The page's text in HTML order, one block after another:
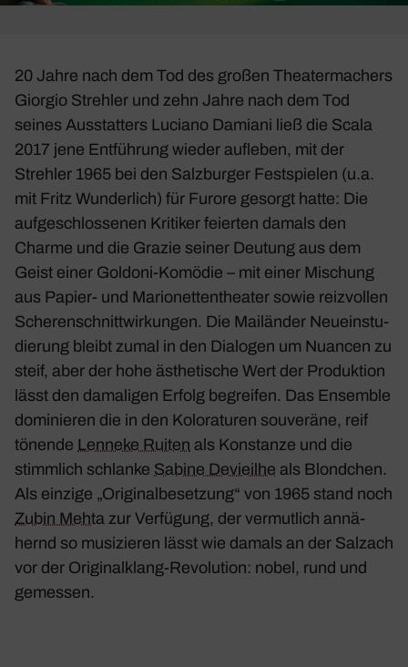
20 Jahre nach dem Tod des großen Thea­ter­ma­chers
Giorgio Strehler und zehn Jahre nach dem Tod
seines Ausstat­ters Luciano Damiani ließ die Scala
2017 jene Entfüh­rung wieder aufleben, mit der
Strehler 1965 bei den Salz­burger Fest­spielen (u.a.
mit Fritz Wunder­lich) für Furore gesorgt hatte: Die
aufge­schlos­senen Kritiker feierten damals den
Charme und die Grazie seiner Deutung aus dem
Geist einer Goldoni-Komödie – mit einer Mischung
aus Papier- und Mario­net­ten­theater sowie reiz­vollen
Sche­ren­schnitt­wir­kungen. Die Mailänder Neuein­stu­
die­rung bleibt zumal in den Dialogen um Nuancen zu
steif, aber der hohe ästhe­ti­sche Wert der Produk­tion
lässt den dama­ligen Erfolg begreifen. Das Ensemble
domi­nieren die in den Kolo­ra­turen souve­räne, reif
tönende Lenneke Ruiten als Konstanze und die
stimm­lich schlanke Sabine Devi­eilhe als Blond­chen.
Als einzige „Origi­nal­be­set­zung“ von 1965 stand noch
Zubin Mehta zur Verfü­gung, der vermut­lich annä­
hernd so musi­zieren lässt wie damals an der Salzach
vor der Origi­nal­klang-Revo­lu­tion: nobel, rund und
gemessen.